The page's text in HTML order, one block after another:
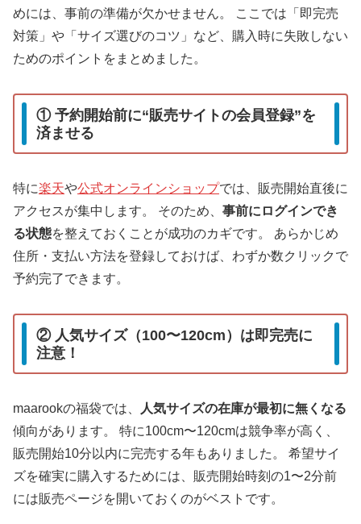
めには、事前の準備が欠かせません。 ここでは「即完売
対策」や「サイズ選びのコツ」など、購入時に失敗しない
ためのポイントをまとめました。
① 予約開始前に“販売サイトの会員登録”を
済ませる
特に楽天や公式オンラインショップでは、販売開始直後に
アクセスが集中します。 そのため、 事前にログインでき
る状態を整えておくことが成功のカギです。 あらかじめ
住所・支払い方法を登録しておけば、わずか数クリックで
予約完了できます。
② 人気サイズ（100〜120cm）は即完売に
注意！
maarookの福袋では、
人気サイズの在庫が最初に無くなる
傾向があります。 特に100cm〜120cmは競争率が高く、
販売開始10分以内に完売する年もありました。 希望サイ
ズを確実に購入するためには、販売開始時刻の1〜2分前
には販売ページを開いておくのがベストです。